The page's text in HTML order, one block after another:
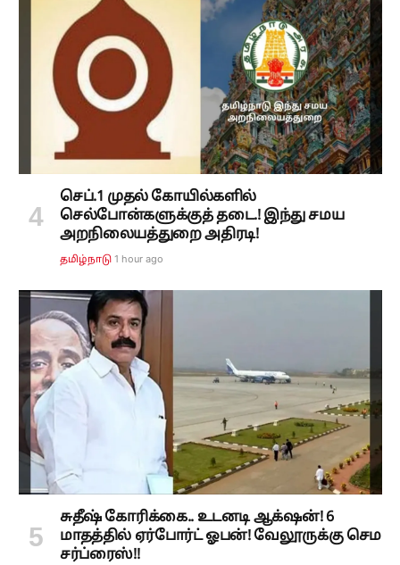
செப்.1 முதல் கோயில்களில்
செல்போன்களுக்குத் தடை.! இந்து சமய
அறநிலையத்துறை அதிரடி!
தமிழ்நாடு 1 hour ago
சுதீஷ் கோரிக்கை.. உடனடி ஆக்‌ஷன்! 6
மாதத்தில் ஏர்போர்ட் ஓபன்! வேலூருக்கு செம
சர்ப்ரைஸ்!!